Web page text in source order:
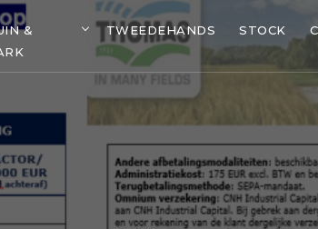
&
TWEEDEHANDS STOCK